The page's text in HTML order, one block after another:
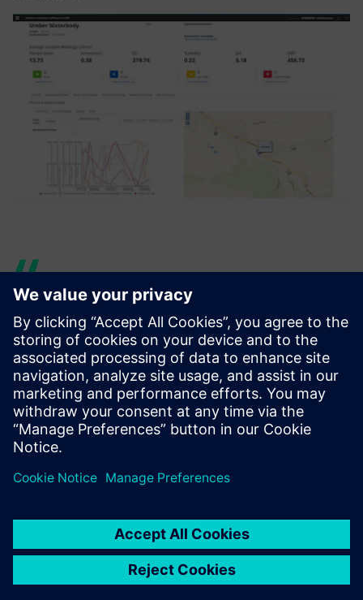
我们将西门子技术视为关键的
竞争优势。在我从事技术行业
的 25 年中，我可以坦白地
说，我从未遇到过能够如此压
缩上市时间的产品组合。但它
能创意由其创造者实现，从而
提高产品质量和可用性。